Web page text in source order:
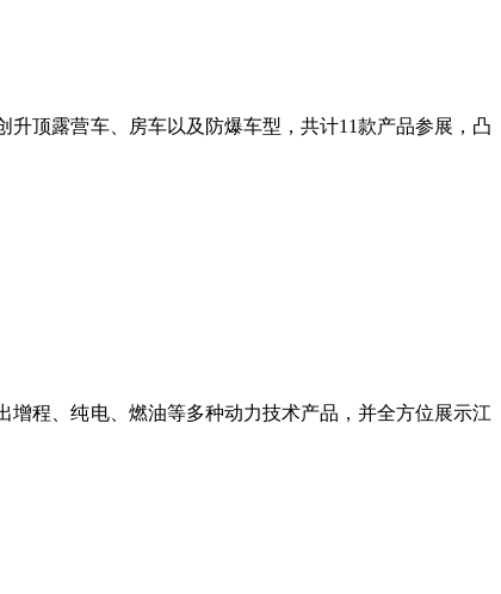
顶露营车、房车以及防爆车型，共计11款产品参展，凸
增程、纯电、燃油等多种动力技术产品，并全方位展示江